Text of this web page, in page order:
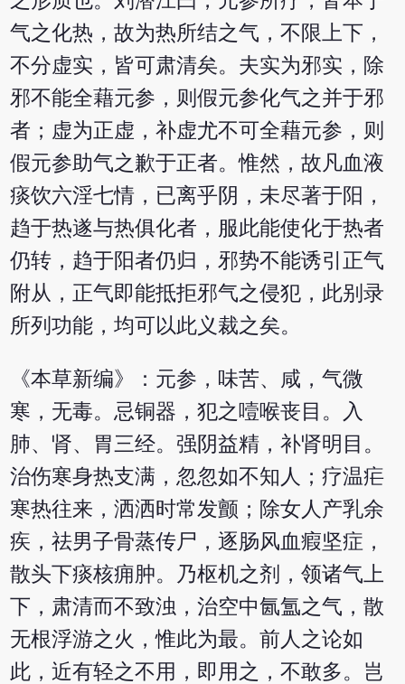
气之化热，故为热所结之气，不限上下，
不分虚实，皆可肃清矣。夫实为邪实，除
邪不能全藉元参，则假元参化气之并于邪
者；虚为正虚，补虚尤不可全藉元参，则
假元参助气之歉于正者。惟然，故凡血液
痰饮六淫七情，已离乎阴，未尽著于阳，
趋于热遂与热俱化者，服此能使化于热者
仍转，趋于阳者仍归，邪势不能诱引正气
附从，正气即能抵拒邪气之侵犯，此别录
所列功能，均可以此义裁之矣。
《本草新编》：元参，味苦、咸，气微
寒，无毒。忌铜器，犯之噎喉丧目。入
肺、肾、胃三经。强阴益精，补肾明目。
治伤寒身热支满，忽忽如不知人；疗温疟
寒热往来，洒洒时常发颤；除女人产乳余
疾，祛男子骨蒸传尸，逐肠风血瘕坚症，
散头下痰核痈肿。乃枢机之剂，领诸气上
下，肃清而不致浊，治空中氤氲之气，散
无根浮游之火，惟此为最。前人之论如
此，近有轻之不用，即用之，不敢多。岂